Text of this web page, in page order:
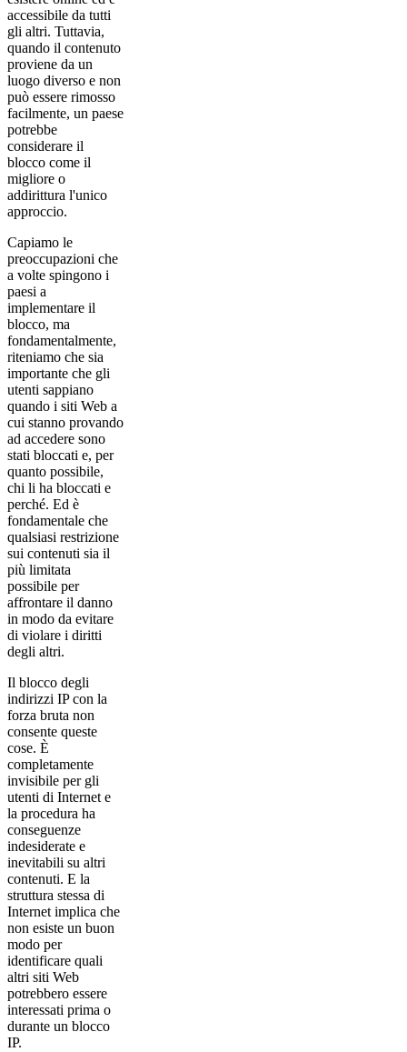
accessibile da tutti
gli altri. Tuttavia,
quando il contenuto
proviene da un
luogo diverso e non
può essere rimosso
facilmente, un paese
potrebbe
considerare il
blocco come il
migliore o
addirittura l'unico
approccio.
Capiamo le
preoccupazioni che
a volte spingono i
paesi a
implementare il
blocco, ma
fondamentalmente,
riteniamo che sia
importante che gli
utenti sappiano
quando i siti Web a
cui stanno provando
ad accedere sono
stati bloccati e, per
quanto possibile,
chi li ha bloccati e
perché. Ed è
fondamentale che
qualsiasi restrizione
sui contenuti sia il
più limitata
possibile per
affrontare il danno
in modo da evitare
di violare i diritti
degli altri.
Il blocco degli
indirizzi IP con la
forza bruta non
consente queste
cose. È
completamente
invisibile per gli
utenti di Internet e
la procedura ha
conseguenze
indesiderate e
inevitabili su altri
contenuti. E la
struttura stessa di
Internet implica che
non esiste un buon
modo per
identificare quali
altri siti Web
potrebbero essere
interessati prima o
durante un blocco
IP.